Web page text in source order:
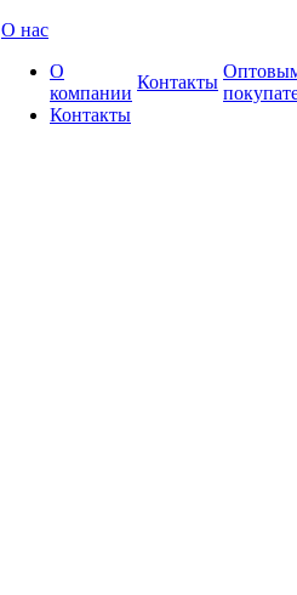
О нас
О
компании
Контакты
Контакты